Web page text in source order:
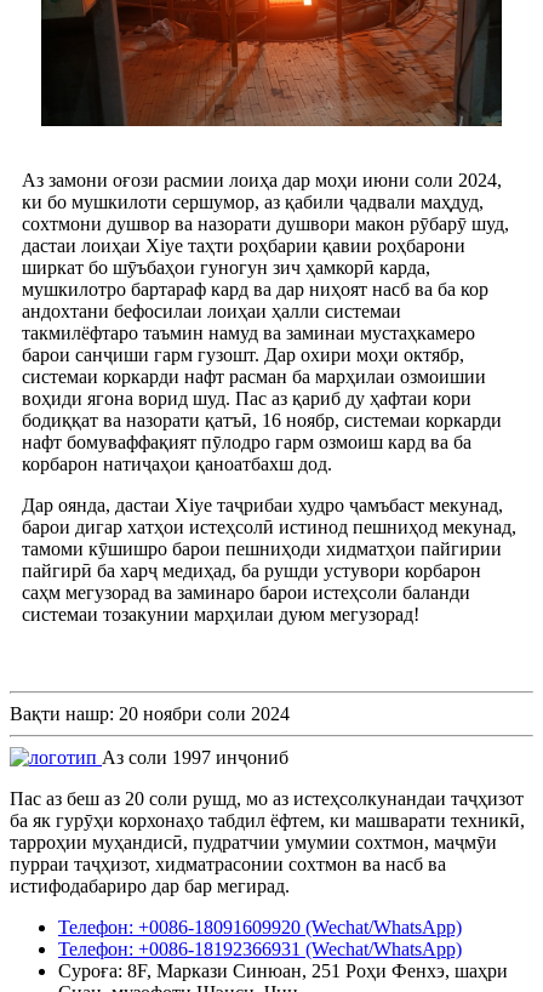
Аз замони оғози расмии лоиҳа дар моҳи июни соли 2024,
ки бо мушкилоти сершумор, аз қабили ҷадвали маҳдуд,
сохтмони душвор ва назорати душвори макон рӯбарӯ шуд,
дастаи лоиҳаи Xiye таҳти роҳбарии қавии роҳбарони
ширкат бо шӯъбаҳои гуногун зич ҳамкорӣ карда,
мушкилотро бартараф кард ва дар ниҳоят насб ва ба кор
андохтани бефосилаи лоиҳаи ҳалли системаи
такмилёфтаро таъмин намуд ва заминаи мустаҳкамеро
барои санҷиши гарм гузошт. Дар охири моҳи октябр,
системаи коркарди нафт расман ба марҳилаи озмоишии
воҳиди ягона ворид шуд. Пас аз қариб ду ҳафтаи кори
бодиққат ва назорати қатъӣ, 16 ноябр, системаи коркарди
нафт бомуваффақият пӯлодро гарм озмоиш кард ва ба
корбарон натиҷаҳои қаноатбахш дод.
Дар оянда, дастаи Xiye таҷрибаи худро ҷамъбаст мекунад,
барои дигар хатҳои истеҳсолӣ истинод пешниҳод мекунад,
тамоми кӯшишро барои пешниҳоди хидматҳои пайгирии
пайгирӣ ба харҷ медиҳад, ба рушди устувори корбарон
саҳм мегузорад ва заминаро барои истеҳсоли баланди
системаи тозакунии марҳилаи дуюм мегузорад!
Вақти нашр: 20 ноябри соли 2024
Аз соли 1997 инҷониб
Пас аз беш аз 20 соли рушд, мо аз истеҳсолкунандаи таҷҳизот
ба як гурӯҳи корхонаҳо табдил ёфтем, ки машварати техникӣ,
тарроҳии муҳандисӣ, пудратчии умумии сохтмон, маҷмӯи
пурраи таҷҳизот, хидматрасонии сохтмон ва насб ва
истифодабариро дар бар мегирад.
Телефон: +0086-18091609920 (Wechat/WhatsApp)
Телефон: +0086-18192366931 (Wechat/WhatsApp)
Суроға: 8F, Маркази Синюан, 251 Роҳи Фенхэ, шаҳри